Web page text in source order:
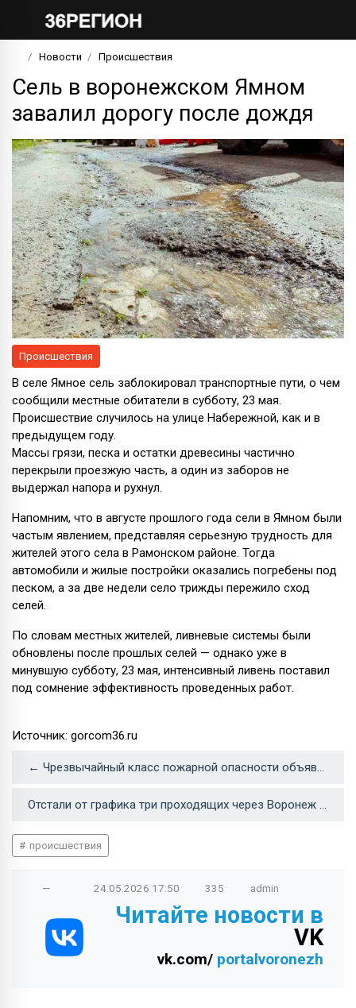
Новости Происшествия
Сель в воронежском Ямном
завалил дорогу после дождя
Происшествия
В селе Ямное сель заблокировал транспортные пути, о чем
сообщили местные обитатели в субботу, 23 мая.
Происшествие случилось на улице Набережной, как и в
предыдущем году.
Массы грязи, песка и остатки древесины частично
перекрыли проезжую часть, а один из заборов не
выдержал напора и рухнул.
Напомним, что в августе прошлого года сели в Ямном были
частым явлением, представляя серьезную трудность для
жителей этого села в Рамонском районе. Тогда
автомобили и жилые постройки оказались погребены под
песком, а за две недели село трижды пережило сход
селей.
По словам местных жителей, ливневые системы были
обновлены после прошлых селей — однако уже в
минувшую субботу, 23 мая, интенсивный ливень поставил
под сомнение эффективность проведенных работ.
Источник: gorcom36.ru
← Чрезвычайный класс пожарной опасности объявили на юге Воронежской области
Отстали от графика три проходящих через Воронеж крымских поезда →
происшествия
— 24.05.2026 17:50 335 admin
Читайте новости в
VK
vk.com/ portalvoronezh